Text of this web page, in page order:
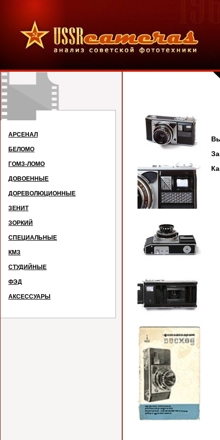
АРСЕНАЛ
БЕЛОМО
ГОМЗ-ЛОМО
ДОВОЕННЫЕ
ДОРЕВОЛЮЦИОННЫЕ
ЗЕНИТ
ЗОРКИЙ
СПЕЦИАЛЬНЫЕ
КМЗ
СТУДИЙНЫЕ
ФЭД
АКСЕССУАРЫ